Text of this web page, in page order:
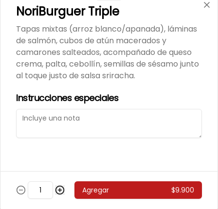
243 - Avocado Veggie
Palmito, Choclito, Queso Crema,
Cebollin
$5.400
244 - Hot Mushroom
Pimenton
245 - Veggi Almond
Champiñon Tempura, Palta,
Topping De Almendras Bañado En
NoriBurguer Triple
Tapas mixtas (arroz blanco/apanada), láminas
de salmón, cubos de atún macerados y
camarones salteados, acompañado de queso
crema, palta, cebollín, semillas de sésamo junto
al toque justo de salsa sriracha.
Instrucciones especiales
Agregar $9.900